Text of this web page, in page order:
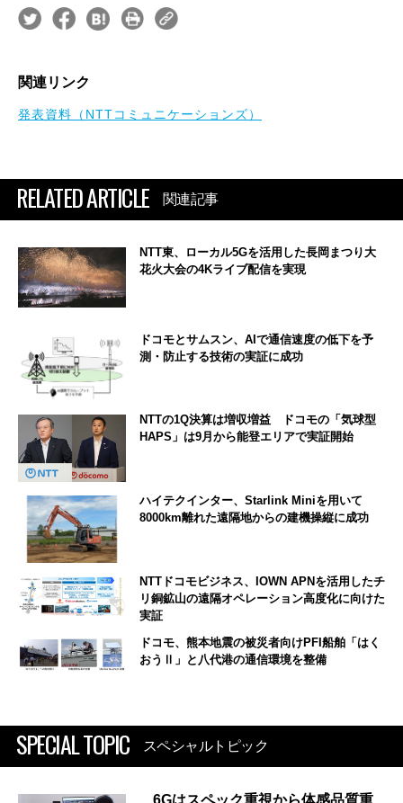
関連リンク
発表資料（NTTコミュニケーションズ）
RELATED ARTICLE 関連記事
NTT東、ローカル5Gを活用した長岡まつり大
花火大会の4Kライブ配信を実現
ドコモとサムスン、AIで通信速度の低下を予
測・防止する技術の実証に成功
NTTの1Q決算は増収増益 ドコモの「気球型
HAPS」は9月から能登エリアで実証開始
ハイテクインター、Starlink Miniを用いて
8000km離れた遠隔地からの建機操縦に成功
NTTドコモビジネス、IOWN APNを活用したチ
リ銅鉱山の遠隔オペレーション高度化に向けた
実証
ドコモ、熊本地震の被災者向けPFI船舶「はく
おうⅡ」と八代港の通信環境を整備
SPECIAL TOPIC スペシャルトピック